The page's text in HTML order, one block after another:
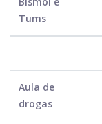
Tums
Aula de
drogas